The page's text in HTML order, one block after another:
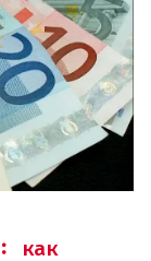
как